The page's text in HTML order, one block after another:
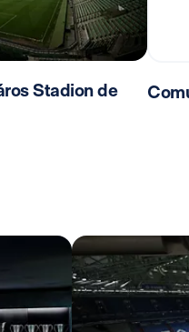
Stadion de